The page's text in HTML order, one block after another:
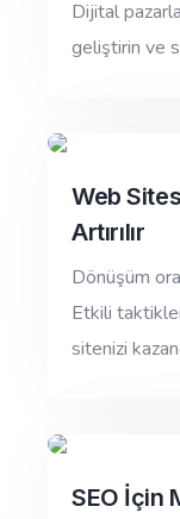
Dijital
geliştirin ve
Web
Artırılır
Dönüşüm
Etkili
sitenizi
SEO İçin